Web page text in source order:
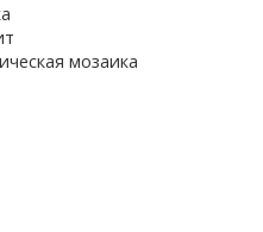
мозаика